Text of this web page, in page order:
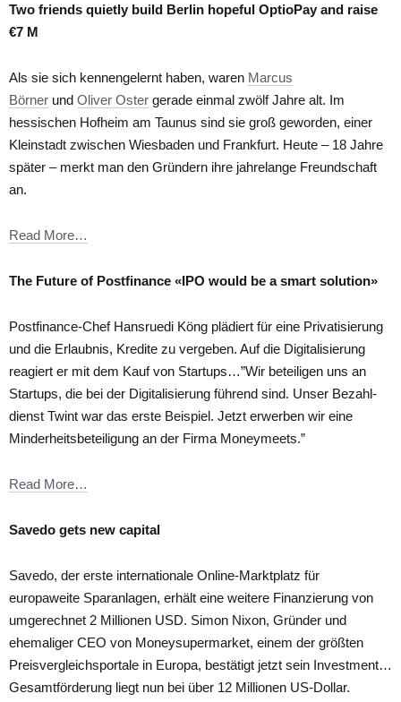
Two friends quietly build Berlin hopeful OptioPay and raise
€7 M
Als sie sich kennengelernt haben, waren Marcus
Börner und Oliver Oster gerade einmal zwölf Jahre alt. Im
hessischen Hofheim am Taunus sind sie groß geworden, einer
Kleinstadt zwischen Wiesbaden und Frankfurt. Heute – 18 Jahre
später – merkt man den Gründern ihre jahrelange Freundschaft
an.
Read More…
The Future of Postfinance «IPO would be a smart solution»
Postfinance-Chef Hansruedi Köng plädiert für eine Privatisierung
und die Erlaubnis, Kredite zu vergeben. Auf die Digitalisierung
reagiert er mit dem Kauf von Startups…”Wir beteiligen uns an
Startups, die bei der Digitalisierung führend sind. Unser Bezahl-
dienst Twint war das erste Beispiel. Jetzt erwerben wir eine
Minderheitsbeteiligung an der Firma Moneymeets.”
Read More…
Savedo gets new capital
Savedo, der erste internationale Online-Marktplatz für
europaweite Sparanlagen, erhält eine weitere Finanzierung von
umgerechnet 2 Millionen USD. Simon Nixon, Gründer und
ehemaliger CEO von Moneysupermarket, einem der größten
Preisvergleichsportale in Europa, bestätigt jetzt sein Investment…
Gesamtförderung liegt nun bei über 12 Millionen US-Dollar.